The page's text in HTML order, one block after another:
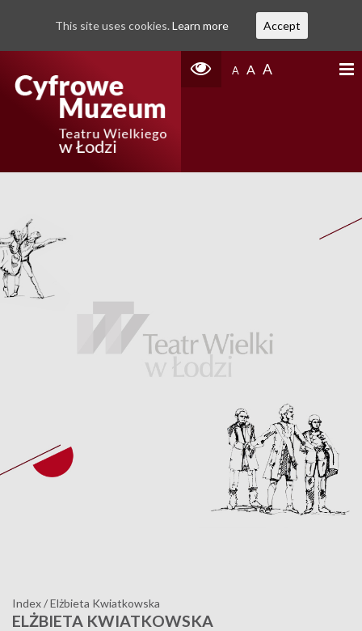
A A A
Index/Elżbieta Kwiatkowska
ELŻBIETA KWIATKOWSKA
This site uses cookies. Learn more Accept